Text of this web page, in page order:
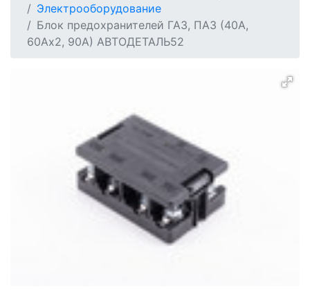
Электрооборудование
Блок предохранителей ГАЗ, ПАЗ (40А,
60Ах2, 90А) АВТОДЕТАЛЬ52